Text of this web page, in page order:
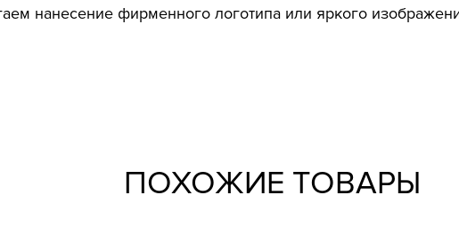
нанесение фирменного логотипа или яркого
ПОХОЖИЕ ТОВАРЫ